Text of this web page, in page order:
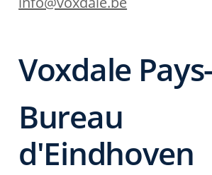
Voxdale
Bureau
d'Eindhoven